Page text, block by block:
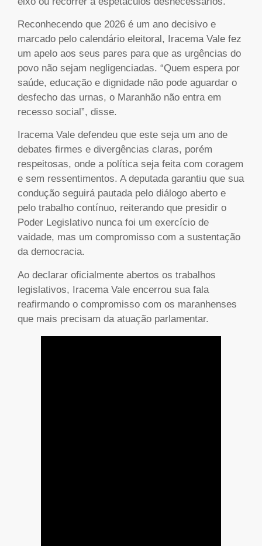
Reconhecendo que 2026 é um ano decisivo e
marcado pelo calendário eleitoral, Iracema Vale fez
um apelo aos seus pares para que as urgências do
povo não sejam negligenciadas. “Quem espera por
saúde, educação e dignidade não pode aguardar o
desfecho das urnas, o Maranhão não entra em
recesso social”, disse.
Iracema Vale defendeu que este seja um ano de
debates firmes e divergências claras, porém
respeitosas, onde a política seja feita com coragem
e sem ressentimentos. A deputada garantiu que sua
condução seguirá pautada pelo diálogo aberto e
pelo trabalho contínuo, reiterando que presidir o
Poder Legislativo nunca foi um exercício de
vaidade, mas um compromisso com a sustentação
da democracia.
Ao declarar oficialmente abertos os trabalhos
legislativos, Iracema Vale encerrou sua fala
reafirmando o compromisso com os maranhenses
que mais precisam da atuação parlamentar.